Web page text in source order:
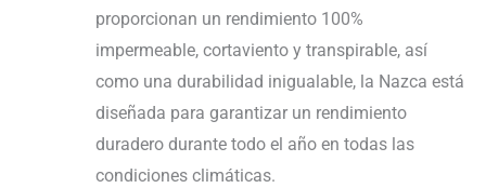
proporcionan un rendimiento 100%
impermeable, cortaviento y transpirable, así
como una durabilidad inigualable, la Nazca está
diseñada para garantizar un rendimiento
duradero durante todo el año en todas las
condiciones climáticas.